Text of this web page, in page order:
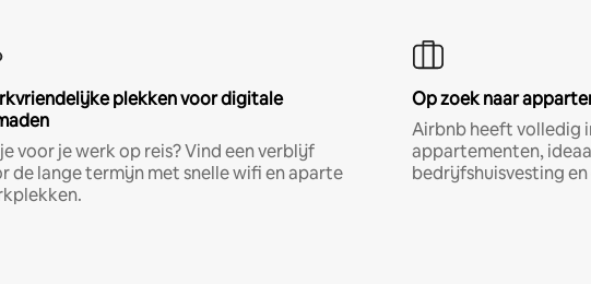
plekken voor digitale
voor je werk op reis? Vind een verblijf
de lange termijn met snelle wifi en aparte
Op zoek naar
Airbnb heeft volledig
appartementen,
bedrijfshuisvesting